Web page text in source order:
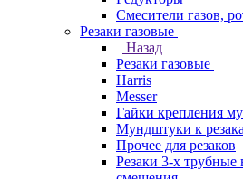
Смесители газов,
Резаки газовые
Назад
Резаки газовые
Harris
Messer
Гайки крепления
Мундштуки к
Прочее для резаков
Резаки 3-х трубные